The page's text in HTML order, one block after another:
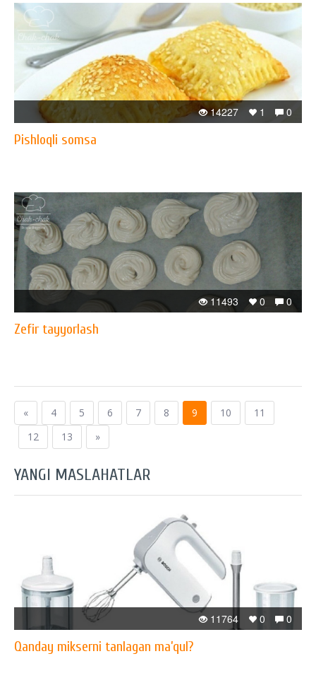
0
1
14227
Pishloqli somsa
0
0
11493
Zefir tayyorlash
« 4 5 6 7 8 9 10
11
12
13 »
YANGI MASLAHATLAR
0
0
11764
Qanday mikserni tanlagan ma’qul?